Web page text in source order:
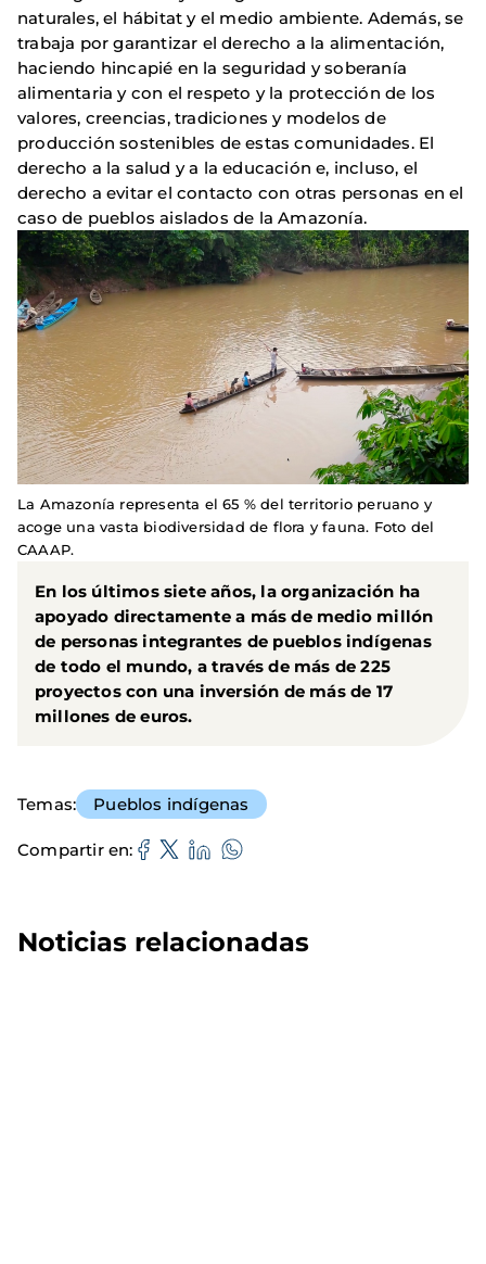
naturales, el hábitat y el medio ambiente. Además, se
trabaja por garantizar el derecho a la alimentación,
haciendo hincapié en la seguridad y soberanía
alimentaria y con el respeto y la protección de los
valores, creencias, tradiciones y modelos de
producción sostenibles de estas comunidades. El
derecho a la salud y a la educación e, incluso, el
derecho a evitar el contacto con otras personas en el
caso de pueblos aislados de la Amazonía.
La Amazonía representa el 65 % del territorio peruano y
acoge una vasta biodiversidad de flora y fauna. Foto del
CAAAP.
En los últimos siete años, la organización ha
apoyado directamente a más de medio millón
de personas integrantes de pueblos indígenas
de todo el mundo, a través de más de 225
proyectos con una inversión de más de 17
millones de euros.
Temas Pueblos indígenas
Compartir en
Noticias relacionadas